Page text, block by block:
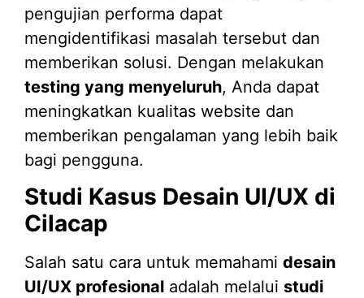
pengujian performa dapat
mengidentifikasi masalah tersebut dan
memberikan solusi. Dengan melakukan
testing yang menyeluruh, Anda dapat
meningkatkan kualitas website dan
memberikan pengalaman yang lebih baik
bagi pengguna.
Studi Kasus Desain UI/UX di
Cilacap
Salah satu cara untuk memahami desain
UI/UX profesional adalah melalui studi